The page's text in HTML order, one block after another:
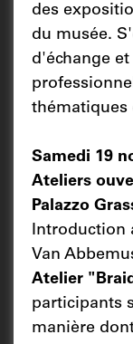
des
du musée.
d'échange
thématiques
Samedi 19
Ateliers
Palazzo
Introduction
Van
Atelier
participants
manière